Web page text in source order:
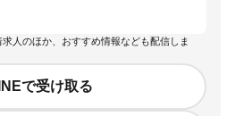
求人のほか、おすすめ情報なども配信しま
で受け取る